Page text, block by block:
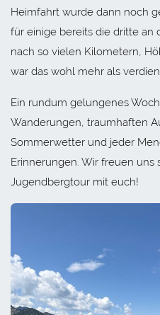
Heimfahrt wurde dann noch
für einige bereits die dritte an
nach so vielen Kilometern,
war das wohl mehr als
Ein rundum gelungenes
Wanderungen, traumhaften
Sommerwetter und jeder
Erinnerungen. Wir freuen uns
Jugendbergtour mit euch!